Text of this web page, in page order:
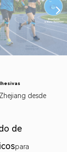
desde
de
para